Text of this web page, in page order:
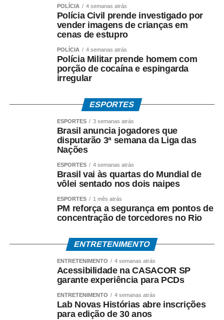
Entre os crimes investigados estão: *organização
criminosa, peculato, lavagem de dinheiro, crimes contra o
Sistema Financeiro Nacional e uso de informação
Até o momento, a investigação segue em andamento e
*O que diz Mauro Mendes*
*Mauro Mendes nega todas as acusações.*
Em manifestações públicas, o ex-governador afirma que
o acordo foi celebrado dentro da legalidade, com
respaldo técnico e jurídico, e sustenta que a investigação
esclarecerá a regularidade dos atos praticados durante
sua gestão. Mendes também atribui as acusações ao
ambiente de disputa política.
A Polícia Federal prossegue com a coleta de provas e a
análise dos documentos apreendidos durante a
Operação Heritage.
A existência da investigação não representa condenação,
e todos os investigados têm assegurados os direitos ao
contraditório, à ampla defesa e à presunção de inocência.
POLÍCIA 4 semanas atrás
Polícia Civil prende investigado por
vender imagens de crianças em
cenas de estupro
POLÍCIA 4 semanas atrás
Polícia Militar prende homem com
porção de cocaína e espingarda
irregular
ESPORTES
ESPORTES 3 semanas atrás
Brasil anuncia jogadores que
disputarão 3ª semana da Liga das
Nações
ESPORTES 4 semanas atrás
Brasil vai às quartas do Mundial de
vôlei sentado nos dois naipes
ESPORTES 1 mês atrás
PM reforça a segurança em pontos de
concentração de torcedores no Rio
ENTRETENIMENTO
ENTRETENIMENTO 4 semanas atrás
Acessibilidade na CASACOR SP
garante experiência para PCDs
ENTRETENIMENTO 4 semanas atrás
Lab Novas Histórias abre inscrições
para edição de 30 anos